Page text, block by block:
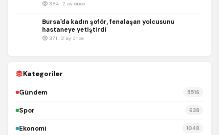
384 · 2 ay önce
Bursa'da kadın şoför, fenalaşan yolcusunu
hastaneye yetiştirdi
371 · 2 ay önce
Kategoriler
Gündem 5516
Spor 638
Ekonomi 1048